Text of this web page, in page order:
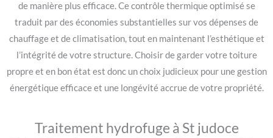
de manière plus efficace. Ce contrôle thermique optimisé se
traduit par des économies substantielles sur vos dépenses de
chauffage et de climatisation, tout en maintenant l’esthétique et
l’intégrité de votre structure. Choisir de garder votre toiture
propre et en bon état est donc un choix judicieux pour une gestion
énergétique efficace et une longévité accrue de votre propriété.
Traitement hydrofuge à St judoce